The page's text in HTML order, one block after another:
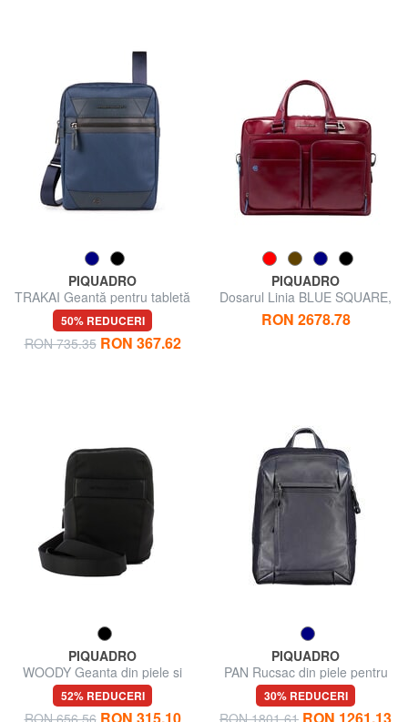
PIQUADRO
TRAKAI Geantă pentru tabletă
50% REDUCERI
RON 735.35 RON 367.62
PIQUADRO
Dosarul Linia BLUE SQUARE,
suport pentru PC de 14 "
RON 2678.78
PIQUADRO
WOODY Geanta din piele si
stofa
52% REDUCERI
RON 656.56 RON 315.10
PIQUADRO
PAN Rucsac din piele pentru
buc de 15".
30% REDUCERI
RON 1801.61 RON 1261.13